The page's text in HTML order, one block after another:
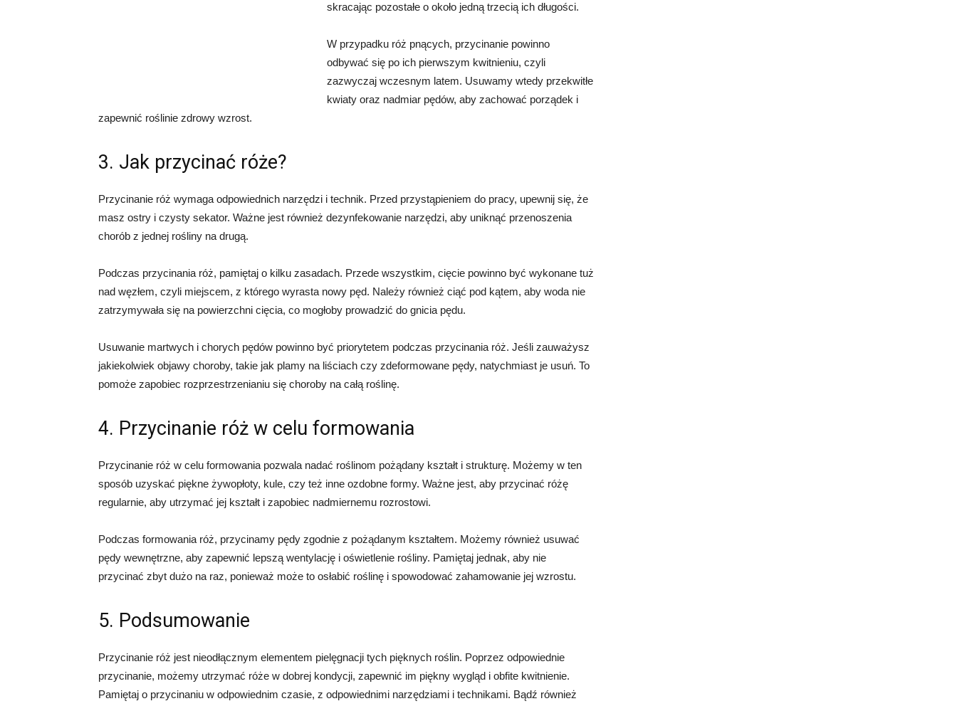
skracając pozostałe o około jedną trzecią ich długości.
W przypadku róż pnących, przycinanie powinno
odbywać się po ich pierwszym kwitnieniu, czyli
zazwyczaj wczesnym latem. Usuwamy wtedy przekwitłe
kwiaty oraz nadmiar pędów, aby zachować porządek i
zapewnić roślinie zdrowy wzrost.
3. Jak przycinać róże?
Przycinanie róż wymaga odpowiednich narzędzi i technik. Przed przystąpieniem do pracy, upewnij się, że
masz ostry i czysty sekator. Ważne jest również dezynfekowanie narzędzi, aby uniknąć przenoszenia
chorób z jednej rośliny na drugą.
Podczas przycinania róż, pamiętaj o kilku zasadach. Przede wszystkim, cięcie powinno być wykonane tuż
nad węzłem, czyli miejscem, z którego wyrasta nowy pęd. Należy również ciąć pod kątem, aby woda nie
zatrzymywała się na powierzchni cięcia, co mogłoby prowadzić do gnicia pędu.
Usuwanie martwych i chorych pędów powinno być priorytetem podczas przycinania róż. Jeśli zauważysz
jakiekolwiek objawy choroby, takie jak plamy na liściach czy zdeformowane pędy, natychmiast je usuń. To
pomoże zapobiec rozprzestrzenianiu się choroby na całą roślinę.
4. Przycinanie róż w celu formowania
Przycinanie róż w celu formowania pozwala nadać roślinom pożądany kształt i strukturę. Możemy w ten
sposób uzyskać piękne żywopłoty, kule, czy też inne ozdobne formy. Ważne jest, aby przycinać różę
regularnie, aby utrzymać jej kształt i zapobiec nadmiernemu rozrostowi.
Podczas formowania róż, przycinamy pędy zgodnie z pożądanym kształtem. Możemy również usuwać
pędy wewnętrzne, aby zapewnić lepszą wentylację i oświetlenie rośliny. Pamiętaj jednak, aby nie
przycinać zbyt dużo na raz, ponieważ może to osłabić roślinę i spowodować zahamowanie jej wzrostu.
5. Podsumowanie
Przycinanie róż jest nieodłącznym elementem pielęgnacji tych pięknych roślin. Poprzez odpowiednie
przycinanie, możemy utrzymać róże w dobrej kondycji, zapewnić im piękny wygląd i obfite kwitnienie.
Pamiętaj o przycinaniu w odpowiednim czasie, z odpowiednimi narzędziami i technikami. Bądź również